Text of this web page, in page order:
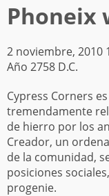
Phoneix
2 noviembre, 2010
Año 2758 D.C.
Cypress Corners
tremendamente
de hierro por los
Creador, un
de la comunidad,
posiciones
progenie.